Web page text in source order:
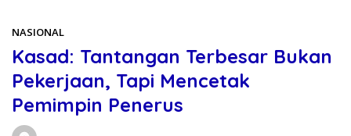
NASIONAL
Kasad: Tantangan Terbesar Bukan
Pekerjaan, Tapi Mencetak
Pemimpin Penerus